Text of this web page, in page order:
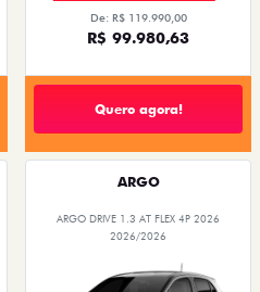
De: R$ 119.990,00
R$ 99.980,63
Quero agora!
ARGO
ARGO DRIVE 1.3 AT FLEX 4P 2026
2026/2026